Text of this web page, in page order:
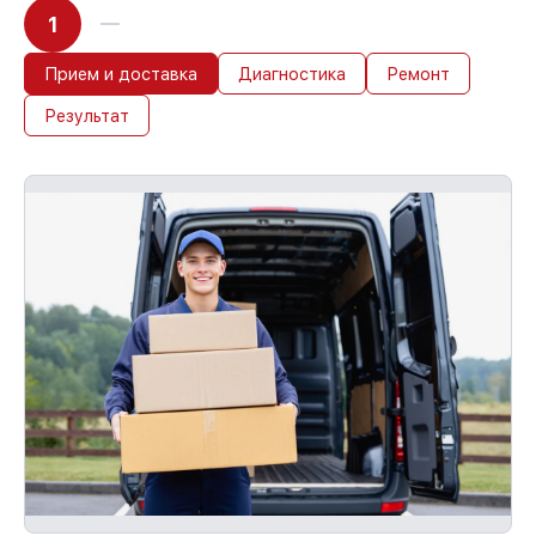
1
Прием и доставка Диагностика Ремонт
Результат